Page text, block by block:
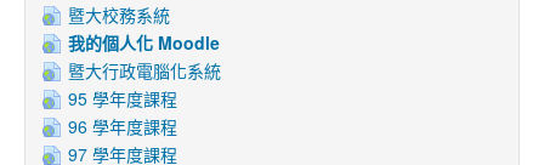
暨大校務系統
我的個人化 Moodle
暨大行政電腦化系統
95 學年度課程
96 學年度課程
97 學年度課程